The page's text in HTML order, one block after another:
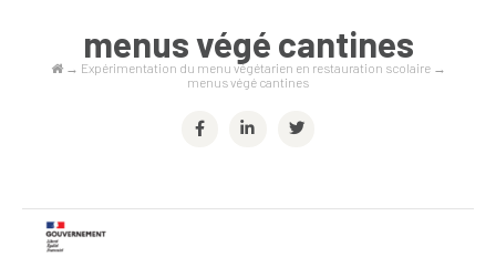
menus végé cantines
→ Expérimentation du menu végétarien en restauration scolaire→
menus végé cantines